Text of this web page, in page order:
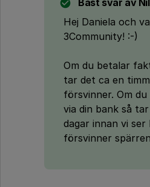
Bäst svar av
Hej Daniela och
3Community! :-)
Om du betalar
tar det ca en
försvinner. Om
via din bank så
dagar innan vi
försvinner